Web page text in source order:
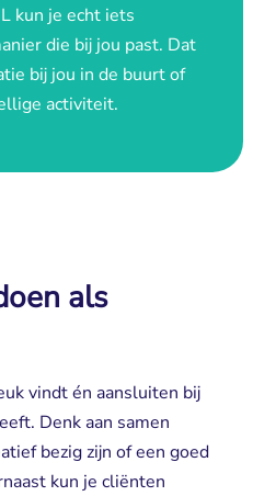
kun je echt iets
die bij jou past. Dat
bij jou in de buurt of
activiteit.
als
vindt én aansluiten bij
Denk aan samen
bezig zijn of een goed
kun je cliënten